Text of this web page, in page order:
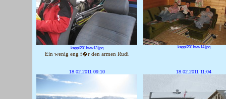
kappl2011ww13.jpg
Ein wenig eng f�r den armen Rudi
kappl2011ww14.jpg
18.02.2011 09:10 18.02.2011 11:04